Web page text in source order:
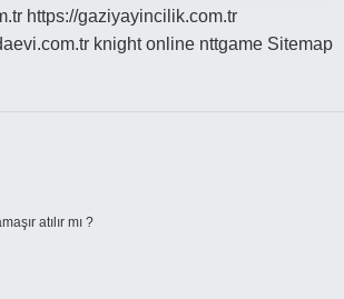
https://gaziyayincilik.com.tr
knight online nttgame Sitemap
atılır mı ?